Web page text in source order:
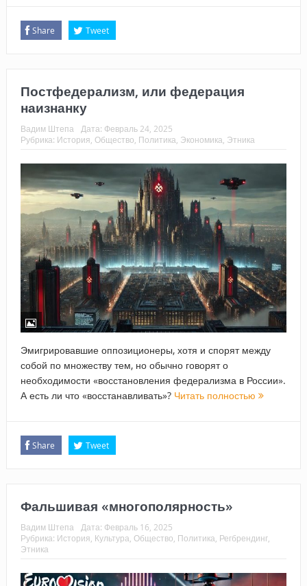
Share Tweet
Постфедерализм, или федерация
наизнанку
Вадим Штепа Дата: Февраль 24, 2025
Рубрика: История, Общество, Политика, Экономика, Этника
Эмигрировавшие оппозиционеры, хотя и спорят между
собой по множеству тем, но обычно говорят о
необходимости «восстановления федерализма в России».
А есть ли что «восстанавливать»? Читать полностью
Share Tweet
Фальшивая «многополярность»
Вадим Штепа Дата: Февраль 16, 2025
Рубрика: История, Культура, Общество, Политика, Регбрендинг,
Этника